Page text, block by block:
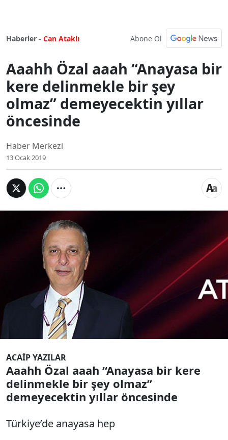
Haberler - Can Ataklı Abone Ol
Aaahh Özal aaah “Anayasa bir
kere delinmekle bir şey
olmaz” demeyecektin yıllar
öncesinde
Haber Merkezi
13 Ocak 2019
Aaahh Özal aaah “Anayasa bir kere
delinmekle bir şey olmaz”
demeyecektin yıllar öncesinde
ACAİP YAZILAR
Aaahh Özal aaah “Anayasa bir kere
delinmekle bir şey olmaz”
demeyecektin yıllar öncesinde
Türkiye’de anayasa hep